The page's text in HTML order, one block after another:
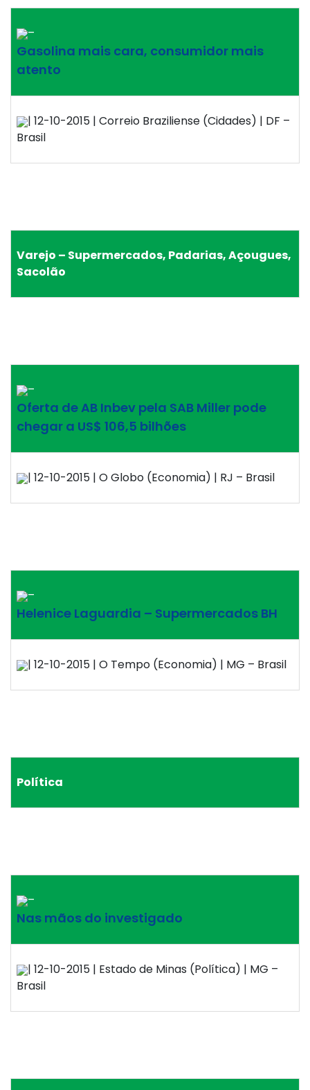
–
Gasolina mais cara, consumidor mais
atento
| 12-10-2015 | Correio Braziliense (Cidades) | DF –
Brasil
Varejo – Supermercados, Padarias, Açougues,
Sacolão
–
Oferta de AB Inbev pela SAB Miller pode
chegar a US$ 106,5 bilhões
| 12-10-2015 | O Globo (Economia) | RJ – Brasil
–
Helenice Laguardia – Supermercados BH
| 12-10-2015 | O Tempo (Economia) | MG – Brasil
Política
–
Nas mãos do investigado
| 12-10-2015 | Estado de Minas (Política) | MG –
Brasil